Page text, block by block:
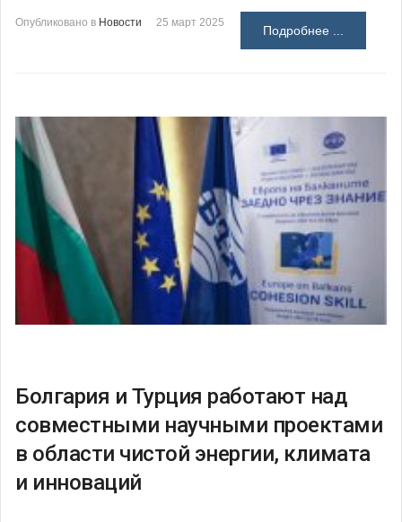
Опубликовано в Новости 25 март 2025
Подробнее ...
Болгария и Турция работают над
совместными научными проектами
в области чистой энергии, климата
и инноваций